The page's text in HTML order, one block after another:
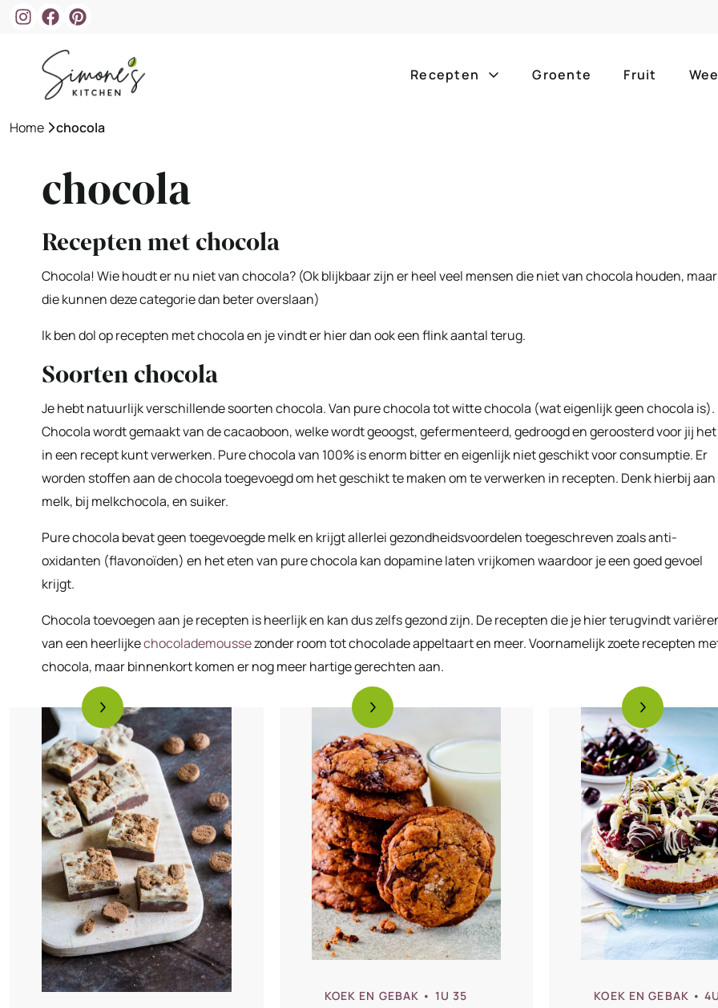
Recepten
borrelhapjes desserts
Groente Fruit
Home »chocola
chocola
Recepten met chocola
Chocola! Wie houdt er nu niet van chocola? (Ok blijkbaar zijn er heel veel mensen die niet van chocola houden, maar
die kunnen deze categorie dan beter overslaan)
Ik ben dol op recepten met chocola en je vindt er hier dan ook een flink aantal terug.
Soorten chocola
Je hebt natuurlijk verschillende soorten chocola. Van pure chocola tot witte chocola (wat eigenlijk geen chocola is).
Chocola wordt gemaakt van de cacaoboon, welke wordt geoogst, gefermenteerd, gedroogd en geroosterd voor jij het
in een recept kunt verwerken. Pure chocola van 100% is enorm bitter en eigenlijk niet geschikt voor consumptie. Er
worden stoffen aan de chocola toegevoegd om het geschikt te maken om te verwerken in recepten. Denk hierbij aan
melk, bij melkchocola, en suiker.
Pure chocola bevat geen toegevoegde melk en krijgt allerlei gezondheidsvoordelen toegeschreven zoals anti-
oxidanten (flavonoïden) en het eten van pure chocola kan dopamine laten vrijkomen waardoor je een goed gevoel
krijgt.
Chocola toevoegen aan je recepten is heerlijk en kan dus zelfs gezond zijn. De recepten die je hier terugvindt
van een heerlijkechocolademoussezonder room tot chocolade appeltaart en meer. Voornamelijk zoete recepten
chocola, maar binnenkort komen er nog meer hartige gerechten aan.
KOEK EN GEBAK • 1U 35
KOEK EN GEBAK •